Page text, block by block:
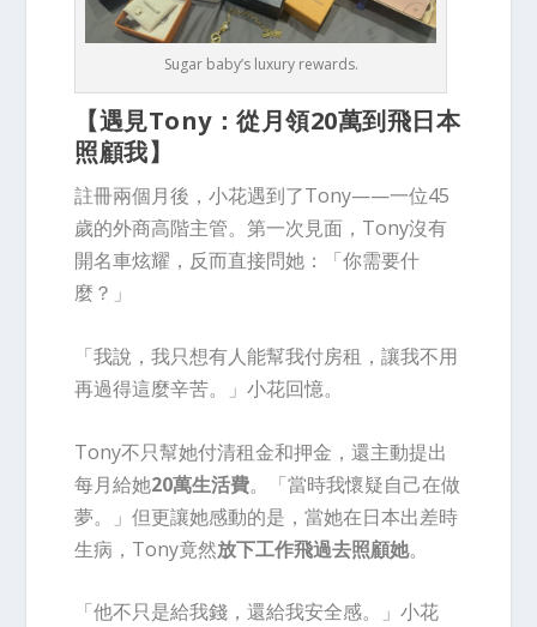
Sugar baby’s luxury rewards.
【遇見Tony：從月領20萬到飛日本
照顧我】
註冊兩個月後，小花遇到了Tony——一位45
歲的外商高階主管。第一次見面，Tony沒有
開名車炫耀，反而直接問她：「你需要什
麼？」
「我說，我只想有人能幫我付房租，讓我不用
再過得這麼辛苦。」小花回憶。
Tony不只幫她付清租金和押金，還主動提出
每月給她20萬生活費。「當時我懷疑自己在做
夢。」但更讓她感動的是，當她在日本出差時
生病，Tony竟然放下工作飛過去照顧她。
「他不只是給我錢，還給我安全感。」小花